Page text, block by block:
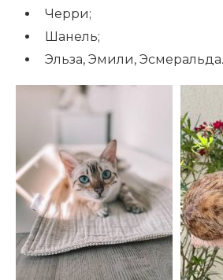
Черри;
Шанель;
Эльза, Эмили, Эсмеральда.